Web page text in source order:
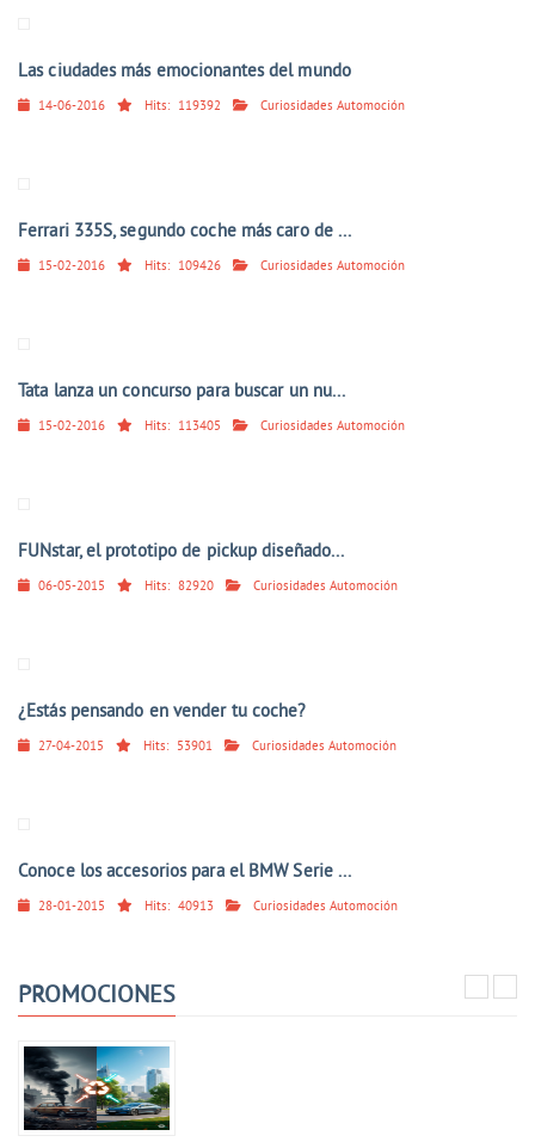
Las ciudades más emocionantes del mundo
14-06-2016 Hits: 119392 Curiosidades Automoción
Ferrari 335S, segundo coche más caro de ...
15-02-2016 Hits: 109426 Curiosidades Automoción
Tata lanza un concurso para buscar un nu...
15-02-2016 Hits: 113405 Curiosidades Automoción
FUNstar, el prototipo de pickup diseñado...
06-05-2015 Hits: 82920 Curiosidades Automoción
¿Estás pensando en vender tu coche?
27-04-2015 Hits: 53901 Curiosidades Automoción
Conoce los accesorios para el BMW Serie ...
28-01-2015 Hits: 40913 Curiosidades Automoción
PROMOCIONES